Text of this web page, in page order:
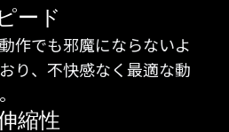
ード
作でも邪魔にならないよ
り、不快感なく最適な動
縮性